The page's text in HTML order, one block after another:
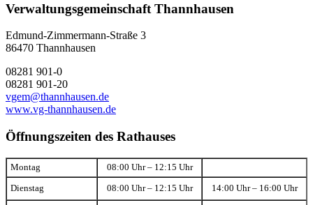
Verwaltungsgemeinschaft Thannhausen
Edmund-Zimmermann-Straße 3
86470 Thannhausen
08281 901-0
08281 901-20
vgem@thannhausen.de
www.vg-thannhausen.de
Öffnungszeiten des Rathauses
Montag 08:00 Uhr – 12:15 Uhr
Dienstag 08:00 Uhr – 12:15 Uhr 14:00 Uhr – 16:00 Uhr